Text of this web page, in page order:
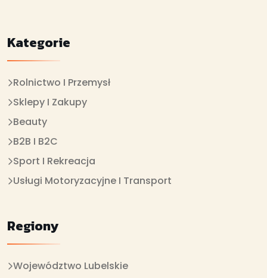
Kategorie
Rolnictwo I Przemysł
Sklepy I Zakupy
Beauty
B2B I B2C
Sport I Rekreacja
Usługi Motoryzacyjne I Transport
Regiony
Województwo Lubelskie